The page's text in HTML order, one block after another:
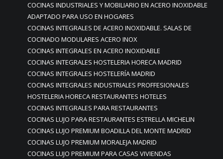
COCINAS INDUSTRIALES Y MOBILIARIO EN ACERO INOXIDABLE
ADAPTADO PARA USO EN HOGARES
COCINAS INTEGRALES DE ACERO INOXIDABLE. SALAS DE
COCINADO MODULARES ACERO INOX
COCINAS INTEGRALES EN ACERO INOXIDABLE
COCINAS INTEGRALES HOSTELERIA HORECA MADRID
COCINAS INTEGRALES HOSTELERÍA MADRID
COCINAS INTEGRALES INDUSTRIALES PROFFESIONALES
HOSTELERIA HORECA RESTAURANTES HOTELES
COCINAS INTEGRALES PARA RESTAURANTES
COCINAS LUJO PARA RESTAURANTES ESTRELLA MICHELIN
COCINAS LUJO PREMIUM BOADILLA DEL MONTE MADRID
COCINAS LUJO PREMIUM MORALEJA MADRID
COCINAS LUJO PREMIUM PARA CASAS VIVIENDAS